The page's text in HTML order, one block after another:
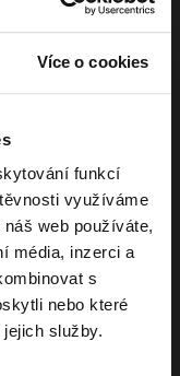
Více o cookies
funkcí
využíváme
web používáte,
média, inzerci a
s
nebo které
služby.